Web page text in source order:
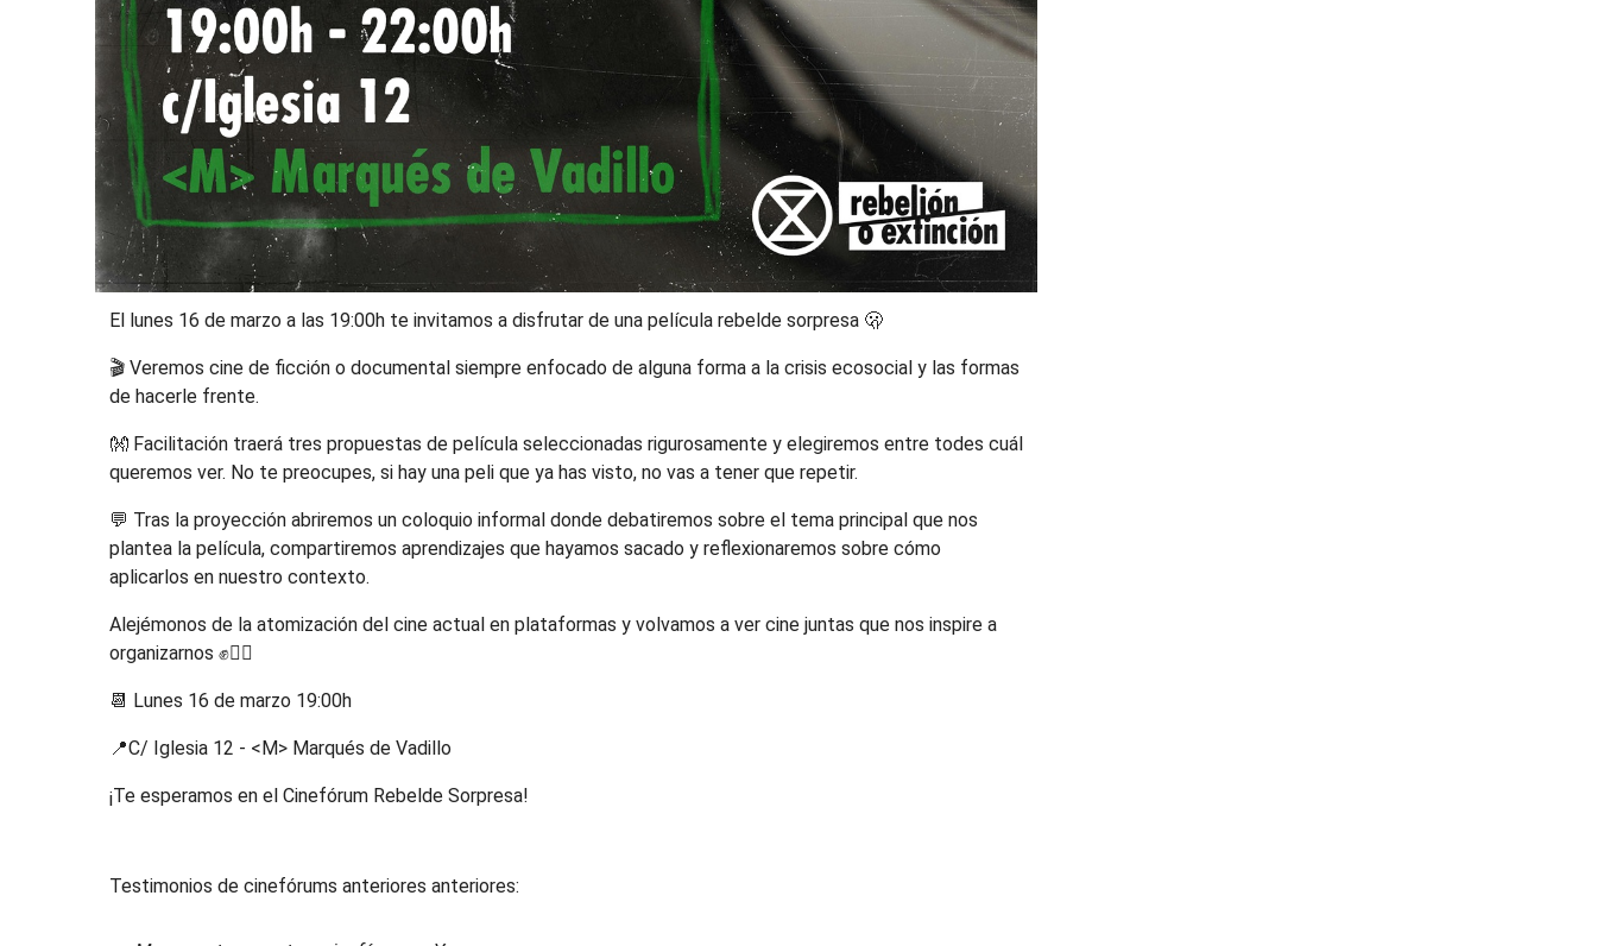
El lunes 16 de marzo a las 19:00h te invitamos a disfrutar de una película rebelde sorpresa 🫢
🎬 Veremos cine de ficción o documental siempre enfocado de alguna forma a la crisis ecosocial y las formas
de hacerle frente.
👐 Facilitación traerá tres propuestas de película seleccionadas rigurosamente y elegiremos entre todes cuál
queremos ver. No te preocupes, si hay una peli que ya has visto, no vas a tener que repetir.
💬 Tras la proyección abriremos un coloquio informal donde debatiremos sobre el tema principal que nos
plantea la película, compartiremos aprendizajes que hayamos sacado y reflexionaremos sobre cómo
aplicarlos en nuestro contexto.
Alejémonos de la atomización del cine actual en plataformas y volvamos a ver cine juntas que nos inspire a
organizarnos ✊❤️‍🔥
📆 Lunes 16 de marzo 19:00h
📍C/ Iglesia 12 - <M> Marqués de Vadillo
¡Te esperamos en el Cinefórum Rebelde Sorpresa!
Testimonios de cinefórums anteriores anteriores: